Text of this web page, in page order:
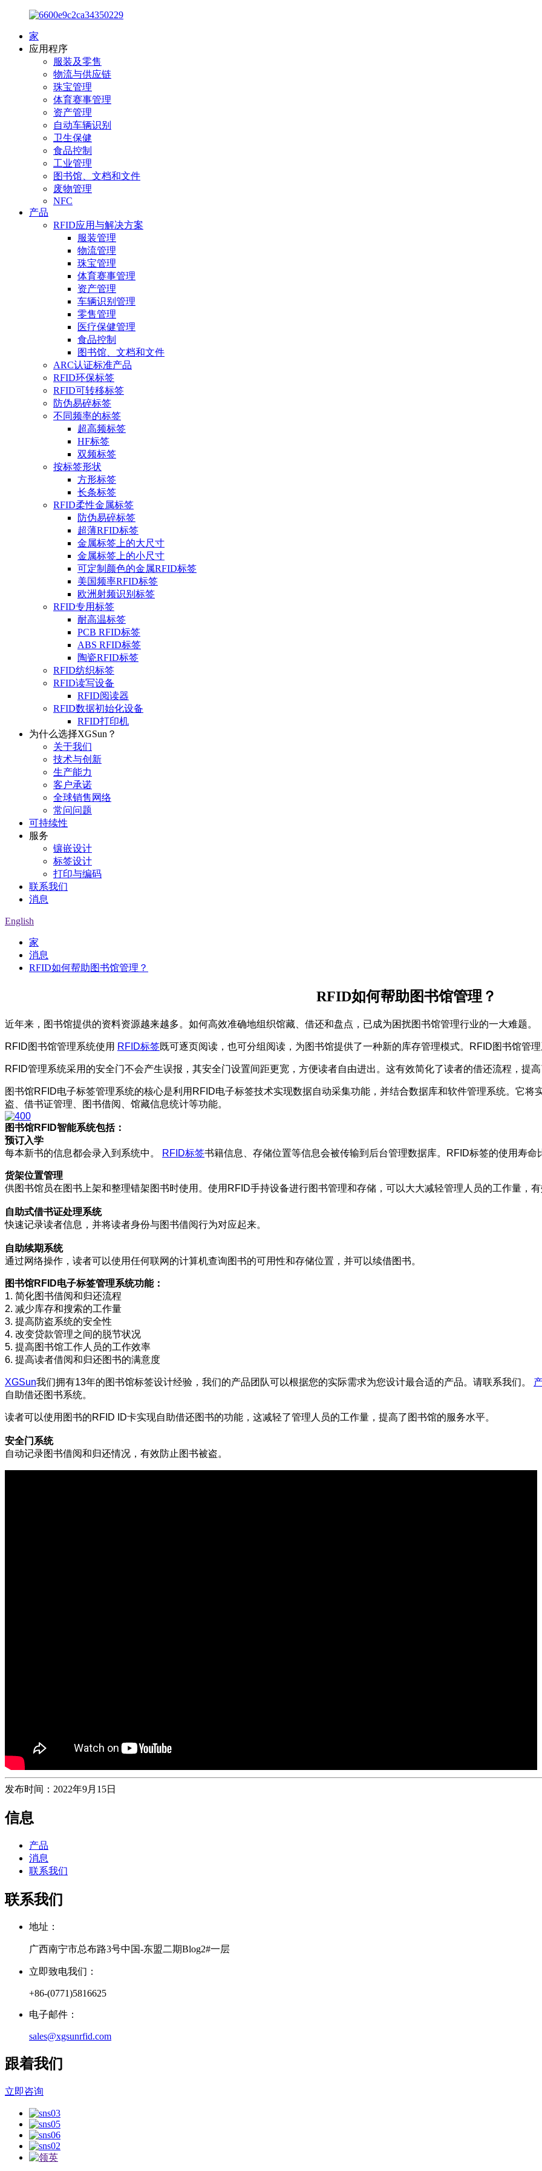
家
应用程序
服装及零售
物流与供应链
珠宝管理
体育赛事管理
资产管理
自动车辆识别
卫生保健
食品控制
工业管理
图书馆、文档和文件
废物管理
NFC
产品
RFID应用与解决方案
服装管理
物流管理
珠宝管理
体育赛事管理
资产管理
车辆识别管理
零售管理
医疗保健管理
食品控制
图书馆、文档和文件
ARC认证标准产品
RFID环保标签
RFID可转移标签
防伪易碎标签
不同频率的标签
超高频标签
HF标签
双频标签
按标签形状
方形标签
长条标签
RFID柔性金属标签
防伪易碎标签
超薄RFID标签
金属标签上的大尺寸
金属标签上的小尺寸
可定制颜色的金属RFID标签
美国频率RFID标签
欧洲射频识别标签
RFID专用标签
耐高温标签
PCB RFID标签
ABS RFID标签
陶瓷RFID标签
RFID纺织标签
RFID读写设备
RFID阅读器
RFID数据初始化设备
RFID打印机
为什么选择XGSun？
关于我们
技术与创新
生产能力
客户承诺
全球销售网络
常问问题
可持续性
服务
镶嵌设计
标签设计
打印与编码
联系我们
消息
English
家
消息
RFID如何帮助图书馆管理？
RFID如何帮助图书馆管理？
近年来，图书馆提供的资料资源越来越多。如何高效准确地组织馆藏、借还和盘点，已成为困扰图书馆管理行业的一大难题。
RFID图书馆管理系统使用 RFID标签既可逐页阅读，也可分组阅读，为图书馆提供了一种新的库存管理模式。RFID图书馆管
RFID管理系统采用的安全门不会产生误报，其安全门设置间距更宽，方便读者自由进出。这有效简化了读者的借还流程，提高
图书馆RFID电子标签管理系统的核心是利用RFID电子标签技术实现数据自动采集功能，并结合数据库和软件管理系统。它
盗、借书证管理、图书借阅、馆藏信息统计等功能。
图书馆RFID智能系统包括：
预订入学
每本新书的信息都会录入到系统中。
RFID标签书籍信息、存储位置等信息会被传输到后台管理数据库。RFID标签的使用寿命
货架位置管理
供图书馆员在图书上架和整理错架图书时使用。使用RFID手持设备进行图书管理和存储，可以大大减轻管理人员的工作量，有
自助式借书证处理系统
快速记录读者信息，并将读者身份与图书借阅行为对应起来。
自助续期系统
通过网络操作，读者可以使用任何联网的计算机查询图书的可用性和存储位置，并可以续借图书。
图书馆RFID电子标签管理系统功能：
1. 简化图书借阅和归还流程
2. 减少库存和搜索的工作量
3. 提高防盗系统的安全性
4. 改变贷款管理之间的脱节状况
5. 提高图书馆工作人员的工作效率
6. 提高读者借阅和归还图书的满意度
XGSun我们拥有13年的图书馆标签设计经验，我们的产品团队可以根据您的实际需求为您设计最合适的产品。请联系我们。
自助借还图书系统。
读者可以使用图书的RFID ID卡实现自助借还图书的功能，这减轻了管理人员的工作量，提高了图书馆的服务水平。
安全门系统
自动记录图书借阅和归还情况，有效防止图书被盗。
发布时间：2022年9月15日
信息
产品
消息
联系我们
联系我们
地址：
广西南宁市总布路3号中国-东盟二期Blog2#一层
立即致电我们：
+86-(0771)5816625
电子邮件：
sales@xgsunrfid.com
跟着我们
立即咨询